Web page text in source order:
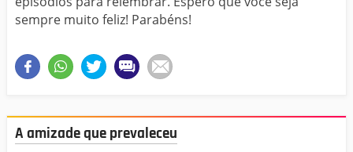
sempre muito feliz! Parabéns!
A amizade que prevaleceu